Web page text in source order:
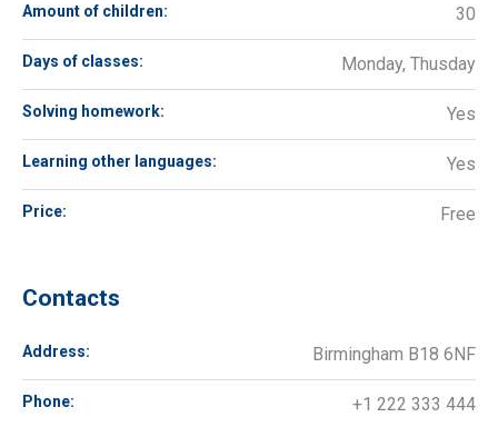
Amount of children: 30
Days of classes: Monday, Thusday
Solving homework: Yes
Learning other languages: Yes
Price: Free
Contacts
Address: Birmingham B18 6NF
Phone: +1 222 333 444